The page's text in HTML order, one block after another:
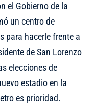
el Gobierno de la
un centro de
para hacerle frente a
de San Lorenzo
elecciones de
estadio en la
es prioridad.